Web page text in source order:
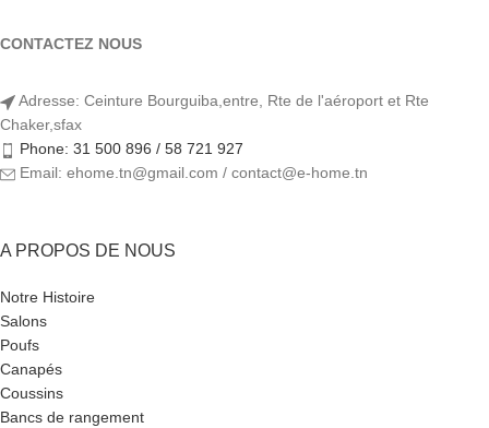
CONTACTEZ NOUS
Adresse: Ceinture Bourguiba,entre, Rte de l'aéroport et Rte
Chaker,sfax
Phone: 31 500 896 / 58 721 927
Email: ehome.tn@gmail.com / contact@e-home.tn
A PROPOS DE NOUS
Notre Histoire
Salons
Poufs
Canapés
Coussins
Bancs de rangement